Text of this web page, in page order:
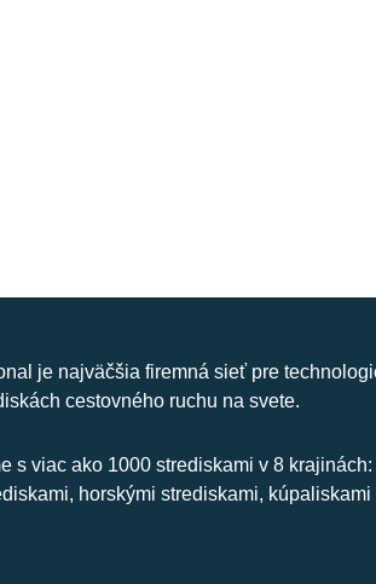
je najväčšia firemná sieť pre
cestovného ruchu na svete.
s viac ako 1000 strediskami v 8 krajinách:
horskými strediskami, kúpaliskami